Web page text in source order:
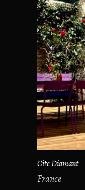
Gite Diamant
France